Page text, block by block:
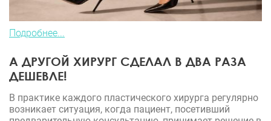
Подробнее...
А ДРУГОЙ ХИРУРГ СДЕЛАЛ В ДВА РАЗА
ДЕШЕВЛЕ!
В практике каждого пластического хирурга регулярно
возникает ситуация, когда пациент, посетивший